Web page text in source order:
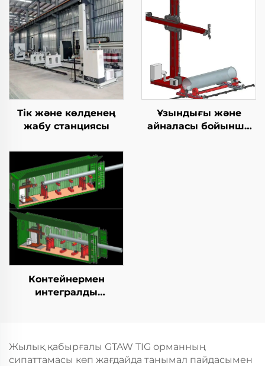
Тік және көлденең
жабу станциясы
Ұзындығы және
айналасы бойынша
Контейнермен
интегралды
Жылық қабырғалы GTAW TIG орманның
сипаттамасы көп жағдайда танымал пайдасымен